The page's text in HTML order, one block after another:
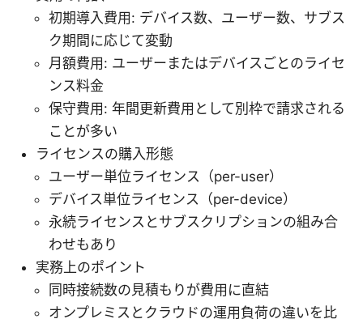
初期導入費用: デバイス数、ユーザー数、サブス
ク期間に応じて変動
月額費用: ユーザーまたはデバイスごとのライセ
ンス料金
保守費用: 年間更新費用として別枠で請求される
ことが多い
ライセンスの購入形態
ユーザー単位ライセンス（per-user）
デバイス単位ライセンス（per-device）
永続ライセンスとサブスクリプションの組み合
わせもあり
実務上のポイント
同時接続数の見積もりが費用に直結
オンプレミスとクラウドの運用負荷の違いを比